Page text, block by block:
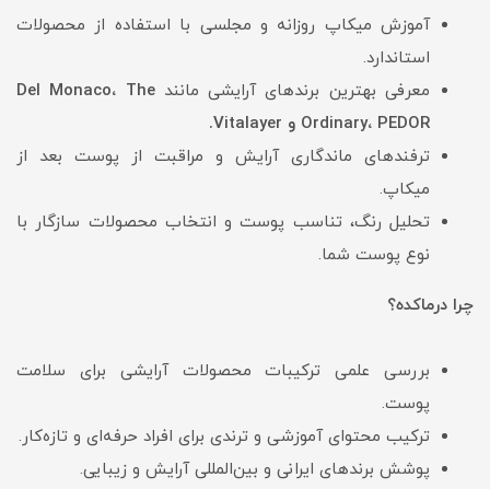
آموزش میکاپ روزانه و مجلسی با استفاده از محصولات
استاندارد.
معرفی بهترین برندهای آرایشی مانندDel Monaco، The
Ordinary، PEDOR و Vitalayer.
ترفندهای ماندگاری آرایش و مراقبت از پوست بعد از
میکاپ.
تحلیل رنگ، تناسب پوست و انتخاب محصولات سازگار با
نوع پوست شما.
چرا درماکده؟
بررسی علمی ترکیبات محصولات آرایشی برای سلامت
پوست.
ترکیب محتوای آموزشی و ترندی برای افراد حرفه‌ای و تازه‌کار.
پوشش برندهای ایرانی و بین‌المللی آرایش و زیبایی.